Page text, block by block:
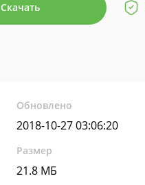
Скачать
Обновлено
2018-10-27 03:06:20
Размер
21.8 МБ